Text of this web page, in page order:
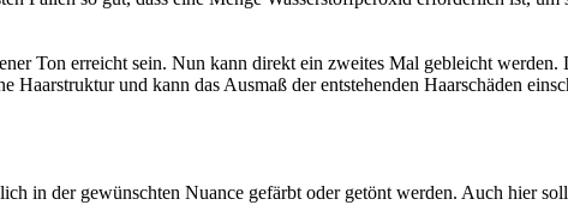
Ton erreicht sein. Nun kann direkt ein zweites Mal gebleicht
Haarstruktur und kann das Ausmaß der entstehenden Haarschäden
in der gewünschten Nuance gefärbt oder getönt werden. Auch hier